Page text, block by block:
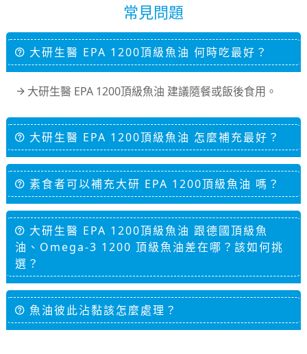
常見問題
大研生醫 EPA 1200頂級魚油 何時吃最好？
大研生醫 EPA 1200頂級魚油 建議隨餐或飯後食用。
大研生醫 EPA 1200頂級魚油 怎麼補充最好？
素食者可以補充大研 EPA 1200頂級魚油 嗎？
大研生醫 EPA 1200頂級魚油 跟德國頂級魚
油、Omega-3 1200 頂級魚油差在哪？該如何挑
選？
魚油彼此沾黏該怎麼處理？